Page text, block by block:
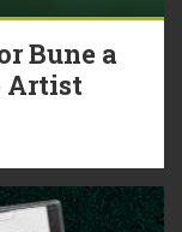
Bune a
Artist